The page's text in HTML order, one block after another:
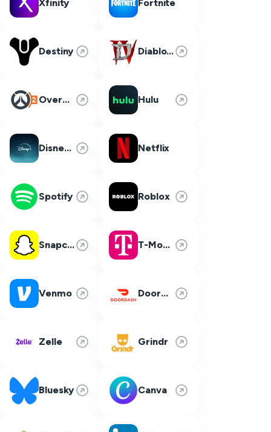
Xfinity Fortnite
Destiny Diablo 4
Overwatch 2 Hulu
Disney Plus Netflix
Spotify Roblox
Snapchat T-Mobile
Venmo DoorDash
Zelle Grindr
Bluesky Canva